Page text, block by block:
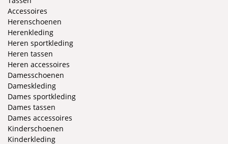
Accessoires
Herenschoenen
Herenkleding
Heren sportkleding
Heren tassen
Heren accessoires
Damesschoenen
Dameskleding
Dames sportkleding
Dames tassen
Dames accessoires
Kinderschoenen
Kinderkleding